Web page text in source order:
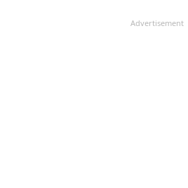
Advertisement